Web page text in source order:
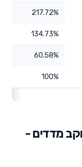
217.72%
134.73%
60.58%
100%
מדדים -